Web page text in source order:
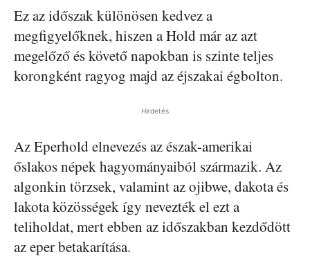
Ez az időszak különösen kedvez a
megfigyelőknek, hiszen a Hold már az azt
megelőző és követő napokban is szinte teljes
korongként ragyog majd az éjszakai égbolton.
Hirdetés
Az Eperhold elnevezés az észak-amerikai
őslakos népek hagyományaiból származik. Az
algonkin törzsek, valamint az ojibwe, dakota és
lakota közösségek így nevezték el ezt a
teliholdat, mert ebben az időszakban kezdődött
az eper betakarítása.